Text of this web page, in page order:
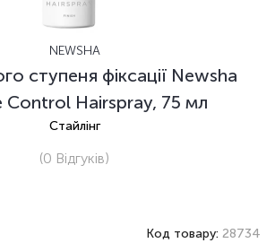
NEWSHA
ступеня фіксації Newsha
Control Hairspray, 75 мл
Стайлінг
(0 Відгуків)
Код товару: 28734